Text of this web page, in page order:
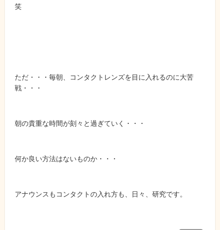
笑
ただ・・・毎朝、コンタクトレンズを目に入れるのに大苦
戦・・・
朝の貴重な時間が刻々と過ぎていく・・・
何か良い方法はないものか・・・
アナウンスもコンタクトの入れ方も、日々、研究です。